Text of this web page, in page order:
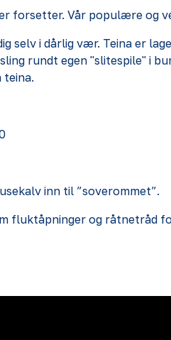
forsetter. Vår populære og
selv i dårlig vær. Teina er
rundt egen "slitespile" i
teina.
inn til ”soverommet”.
fluktåpninger og råtnetråd